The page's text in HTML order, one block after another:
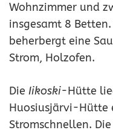
Wohnzimmer und
insgesamt 8
beherbergt eine
Strom, Holzofen.
Die Iikoski-Hütte
Huosiusjärvi-Hütte
Stromschnellen.